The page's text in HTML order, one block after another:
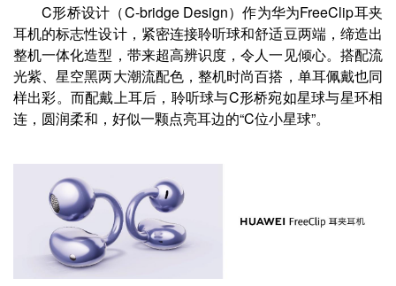
C形桥设计（C-bridge Design）作为华为FreeClip耳夹
耳机的标志性设计，紧密连接聆听球和舒适豆两端，缔造出
整机一体化造型，带来超高辨识度，令人一见倾心。搭配流
光紫、星空黑两大潮流配色，整机时尚百搭，单耳佩戴也同
样出彩。而配戴上耳后，聆听球与C形桥宛如星球与星环相
连，圆润柔和，好似一颗点亮耳边的“C位小星球”。